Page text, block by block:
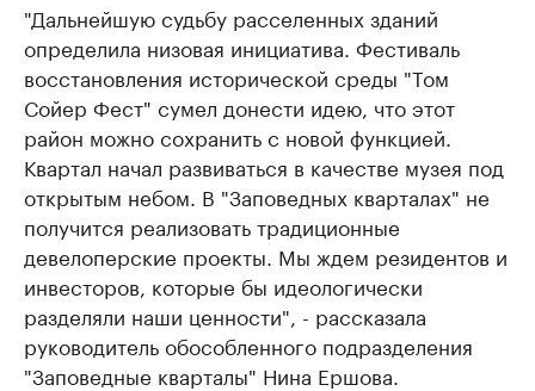
"Дальнейшую судьбу расселенных зданий
определила низовая инициатива. Фестиваль
восстановления исторической среды "Том
Сойер Фест" сумел донести идею, что этот
район можно сохранить с новой функцией.
Квартал начал развиваться в качестве музея под
открытым небом. В "Заповедных кварталах" не
получится реализовать традиционные
девелоперские проекты. Мы ждем резидентов и
инвесторов, которые бы идеологически
разделяли наши ценности", - рассказала
руководитель обособленного подразделения
"Заповедные кварталы" Нина Ершова.